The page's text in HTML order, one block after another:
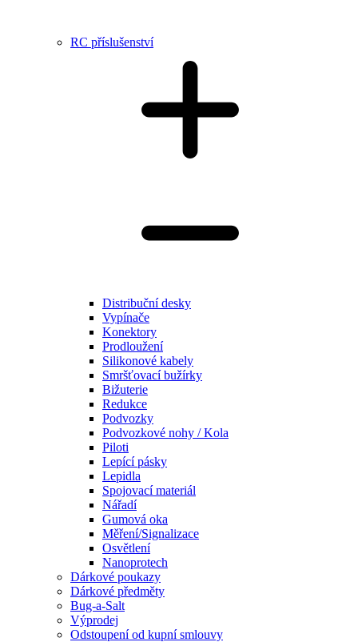
RC příslušenství
Distribuční desky
Vypínače
Konektory
Prodloužení
Silikonové kabely
Smršťovací bužírky
Bižuterie
Redukce
Podvozky
Podvozkové nohy / Kola
Piloti
Lepící pásky
Lepidla
Spojovací materiál
Nářadí
Gumová oka
Měření/Signalizace
Osvětlení
Nanoprotech
Dárkové poukazy
Dárkové předměty
Bug-a-Salt
Výprodej
Odstoupení od kupní smlouvy